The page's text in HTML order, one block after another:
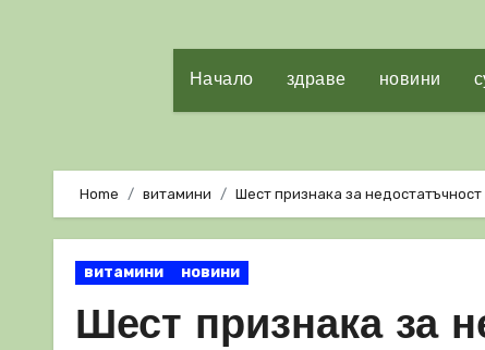
Начало здраве новини
Home витамини Шест признака за недостатъчност
витамини новини
Шест признака за